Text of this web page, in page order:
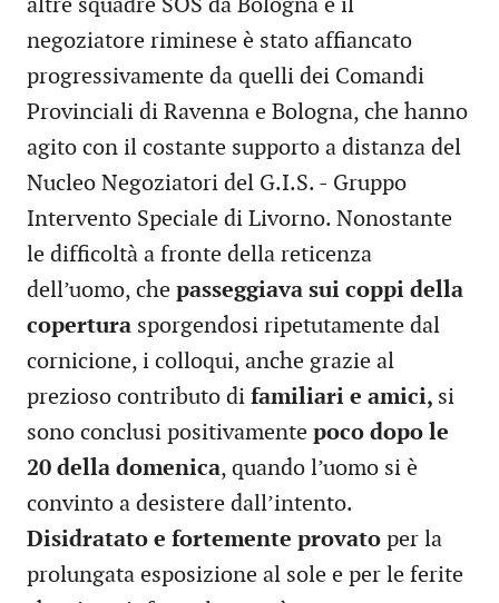
altre squadre SOS da Bologna e il
negoziatore riminese è stato affiancato
progressivamente da quelli dei Comandi
Provinciali di Ravenna e Bologna, che hanno
agito con il costante supporto a distanza del
Nucleo Negoziatori del G.I.S. - Gruppo
Intervento Speciale di Livorno. Nonostante
le difficoltà a fronte della reticenza
dell’uomo, che passeggiava sui coppi della
copertura sporgendosi ripetutamente dal
cornicione, i colloqui, anche grazie al
prezioso contributo di familiari e amici, si
sono conclusi positivamente poco dopo le
20 della domenica, quando l’uomo si è
convinto a desistere dall’intento.
Disidratato e fortemente provato per la
prolungata esposizione al sole e per le ferite